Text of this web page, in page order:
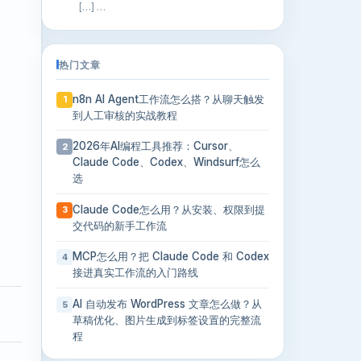
[…] …
热门文章
1
n8n AI Agent工作流怎么搭？从聊天触发
到人工审核的实战教程
2 2026年AI编程工具推荐：Cursor、
Claude Code、Codex、Windsurf怎么
选
3 Claude Code怎么用？从安装、权限到提
交代码的新手工作流
4
MCP怎么用？把 Claude Code 和 Codex
接进真实工作流的入门路线
5 AI 自动发布 WordPress 文章怎么做？从
草稿优化、图片生成到标签设置的完整流
程